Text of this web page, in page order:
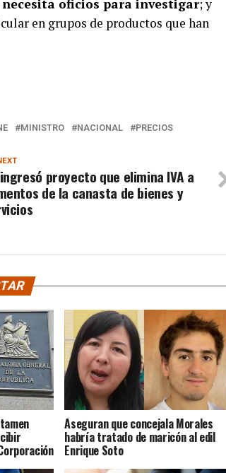
necesita oficios para investigar; y
en grupos de productos que han
MINISTRO NACIONAL PRECIOS
proyecto que elimina IVA a
de la canasta de bienes y
Aseguran que concejala Morales
habría tratado de maricón al edil
Enrique Soto